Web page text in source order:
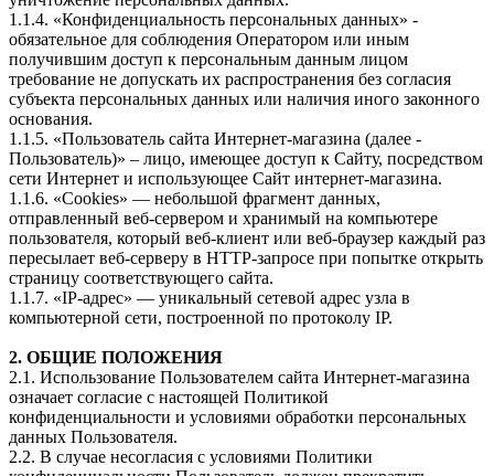
1.1.4. «Конфиденциальность персональных данных» -
обязательное для соблюдения Оператором или иным
получившим доступ к персональным данным лицом
требование не допускать их распространения без согласия
субъекта персональных данных или наличия иного законного
основания.
1.1.5. «Пользователь сайта Интернет-магазина (далее ‑
Пользователь)» – лицо, имеющее доступ к Сайту, посредством
сети Интернет и использующее Сайт интернет-магазина.
1.1.6. «Cookies» — небольшой фрагмент данных,
отправленный веб-сервером и хранимый на компьютере
пользователя, который веб-клиент или веб-браузер каждый раз
пересылает веб-серверу в HTTP-запросе при попытке открыть
страницу соответствующего сайта.
1.1.7. «IP-адрес» — уникальный сетевой адрес узла в
компьютерной сети, построенной по протоколу IP.
2. ОБЩИЕ ПОЛОЖЕНИЯ
2.1. Использование Пользователем сайта Интернет-магазина
означает согласие с настоящей Политикой
конфиденциальности и условиями обработки персональных
данных Пользователя.
2.2. В случае несогласия с условиями Политики